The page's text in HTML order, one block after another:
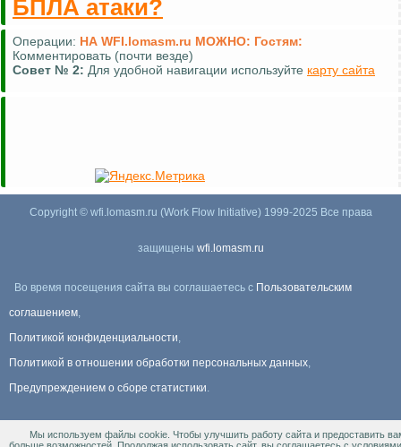
БПЛА атаки?
Операции: НА WFI.lomasm.ru МОЖНО: Гостям:
Комментировать (почти везде)
Совет № 2: Для удобной навигации используйте карту сайта
Copyright © wfi.lomasm.ru (Work Flow Initiative) 1999-2025 Все права
защищены wfi.lomasm.ru
Во время посещения сайта вы соглашаетесь с Пользовательским
соглашением,
Политикой конфиденциальности,
Политикой в отношении обработки персональных данных,
Предупреждением о сборе статистики.
Информация Для правообладателей.
Мы используем файлы cookie. Чтобы улучшить работу сайта и предоставить